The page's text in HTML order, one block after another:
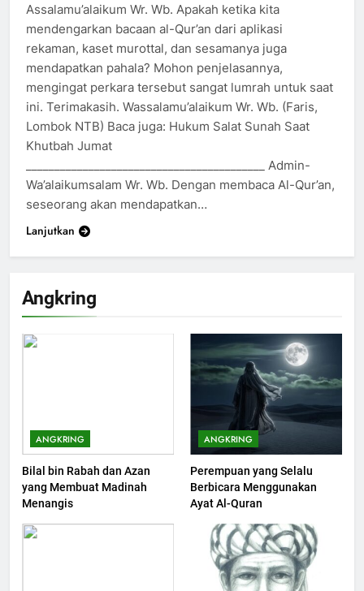
Angkring
ANGKRING
Bilal bin Rabah dan Azan
yang Membuat Madinah
Menangis
ANGKRING
Perempuan yang Selalu
Berbicara Menggunakan
Ayat Al-Quran
201
Khutbah jumat: Sejarah
Seebagai Pembangkit Jiwa
KHUTBAH
202
Khutbah Jumat : Supaya Amal
Bisa Diterima
KHUTBAH
203
Khutbah Jumat: Mengapa Orang
Dengki Tak Akan Pernah
2
Khutbah Jumat: Melihat
Limpahan Nikmat Allah
Assalamu’alaikum Wr. Wb. Apakah ketika kita
mendengarkan bacaan al-Qur’an dari aplikasi
rekaman, kaset murottal, dan sesamanya juga
mendapatkan pahala? Mohon penjelasannya,
mengingat perkara tersebut sangat lumrah untuk saat
ini. Terimakasih. Wassalamu’alaikum Wr. Wb. (Faris,
Lombok NTB) Baca juga: Hukum Salat Sunah Saat
Khutbah Jumat
__________________________________________ Admin-
Wa’alaikumsalam Wr. Wb. Dengan membaca Al-Qur’an,
seseorang akan mendapatkan…
Lanjutkan